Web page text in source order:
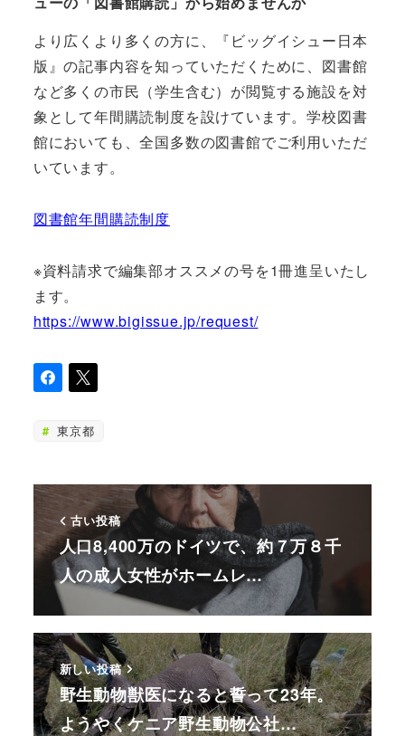
より広くより多くの方に、『ビッグイシュー日本
版』の記事内容を知っていただくために、図書館
など多くの市民（学生含む）が閲覧する施設を対
象として年間購読制度を設けています。学校図書
館においても、全国多数の図書館でご利用いただ
いています。
図書館年間購読制度
※資料請求で編集部オススメの号を1冊進呈いたし
ます。
https://www.bigissue.jp/request/
東京都
古い投稿
人口8,400万のドイツで、約７万８千
人の成人女性がホームレ…
新しい投稿
野生動物獣医になると誓って23年。
ようやくケニア野生動物公社…